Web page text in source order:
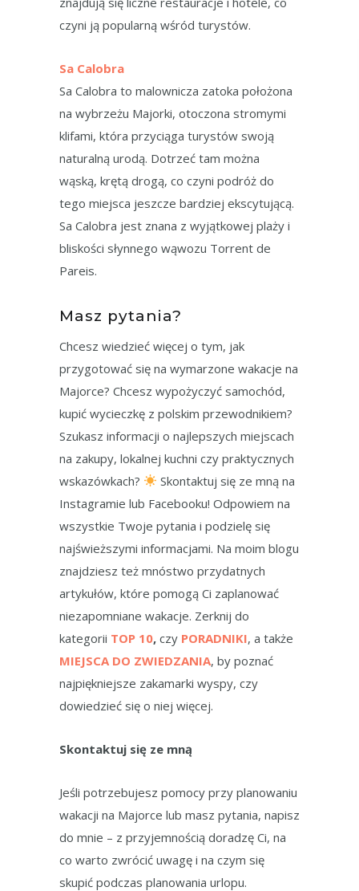
czyni ją popularną wśród turystów.
Sa Calobra
Sa Calobra to malownicza zatoka położona
na wybrzeżu Majorki, otoczona stromymi
klifami, która przyciąga turystów swoją
naturalną urodą. Dotrzeć tam można
wąską, krętą drogą, co czyni podróż do
tego miejsca jeszcze bardziej ekscytującą.
Sa Calobra jest znana z wyjątkowej plaży i
bliskości słynnego wąwozu Torrent de
Pareis.
Masz pytania?
Chcesz wiedzieć więcej o tym, jak
przygotować się na wymarzone wakacje na
Majorce? Chcesz wypożyczyć samochód,
kupić wycieczkę z polskim przewodnikiem?
Szukasz informacji o najlepszych miejscach
na zakupy, lokalnej kuchni czy praktycznych
wskazówkach?
Skontaktuj się ze mną na
Instagramie lub Facebooku! Odpowiem na
wszystkie Twoje pytania i podzielę się
najświeższymi informacjami. Na moim blogu
znajdziesz też mnóstwo przydatnych
artykułów, które pomogą Ci zaplanować
niezapomniane wakacje. Zerknij do
kategorii TOP 10, czy PORADNIKI, a także
MIEJSCA DO ZWIEDZANIA, by poznać
najpiękniejsze zakamarki wyspy, czy
dowiedzieć się o niej więcej.
Skontaktuj się ze mną
Jeśli potrzebujesz pomocy przy planowaniu
wakacji na Majorce lub masz pytania, napisz
do mnie – z przyjemnością doradzę Ci, na
co warto zwrócić uwagę i na czym się
skupić podczas planowania urlopu.